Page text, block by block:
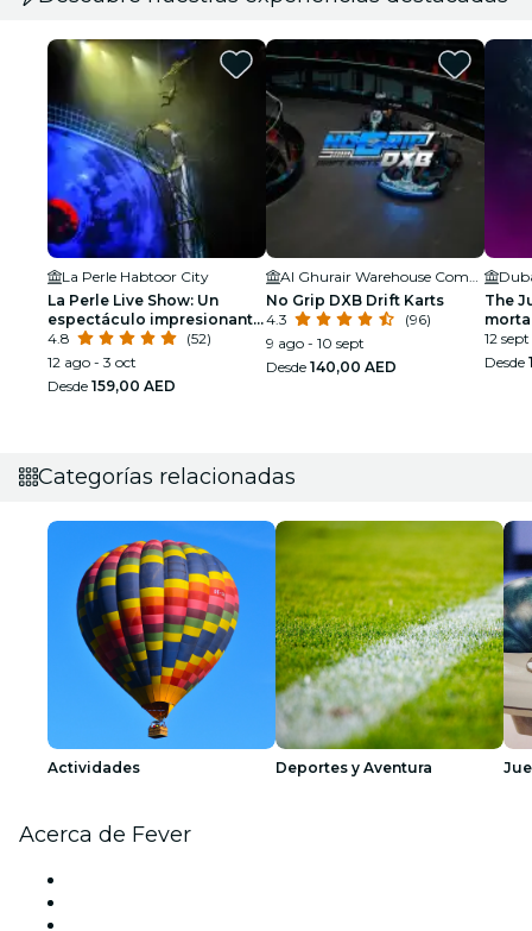
La Perle Habtoor City
La Perle Live Show: Un
espectáculo impresionante
bajo el agua y aérea
4.8
(52)
12 ago - 3 oct
Desde 159,00 AED
No Grip DXB Drift Karts
4.3
(96)
9 ago - 10 sept
Desde 140,00 AED
The
12 sept
Desde
Categorías relacionadas
Actividades Deportes y Aventura
Acerca de Fever